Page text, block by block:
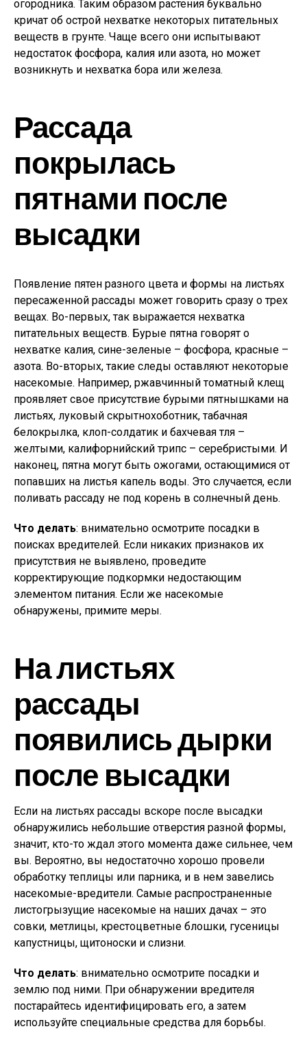
огородника. Таким образом растения буквально
кричат об острой нехватке некоторых питательных
веществ в грунте. Чаще всего они испытывают
недостаток фосфора, калия или азота, но может
возникнуть и нехватка бора или железа.
Рассада
покрылась
пятнами после
высадки
Появление пятен разного цвета и формы на листьях
пересаженной рассады может говорить сразу о трех
вещах. Во-первых, так выражается нехватка
питательных веществ. Бурые пятна говорят о
нехватке калия, сине-зеленые – фосфора, красные –
азота. Во-вторых, такие следы оставляют некоторые
насекомые. Например, ржавчинный томатный клещ
проявляет свое присутствие бурыми пятнышками на
листьях, луковый скрытнохоботник, табачная
белокрылка, клоп-солдатик и бахчевая тля –
желтыми, калифорнийский трипс – серебристыми. И
наконец, пятна могут быть ожогами, остающимися от
попавших на листья капель воды. Это случается, если
поливать рассаду не под корень в солнечный день.
Что делать: внимательно осмотрите посадки в
поисках вредителей. Если никаких признаков их
присутствия не выявлено, проведите
корректирующие подкормки недостающим
элементом питания. Если же насекомые
обнаружены, примите меры.
На листьях
рассады
появились дырки
после высадки
Если на листьях рассады вскоре после высадки
обнаружились небольшие отверстия разной формы,
значит, кто-то ждал этого момента даже сильнее, чем
вы. Вероятно, вы недостаточно хорошо провели
обработку теплицы или парника, и в нем завелись
насекомые-вредители. Самые распространенные
листогрызущие насекомые на наших дачах – это
совки, метлицы, крестоцветные блошки, гусеницы
капустницы, щитоноски и слизни.
Что делать: внимательно осмотрите посадки и
землю под ними. При обнаружении вредителя
постарайтесь идентифицировать его, а затем
используйте специальные средства для борьбы.